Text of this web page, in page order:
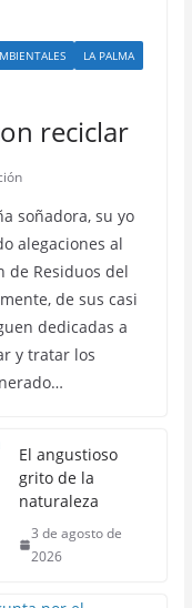
LA PALMA
reciclar
soñadora, su yo
alegaciones al
de Residuos del
de sus casi
dedicadas a
y tratar los
El angustioso
grito de la
naturaleza
3 de agosto de
2026